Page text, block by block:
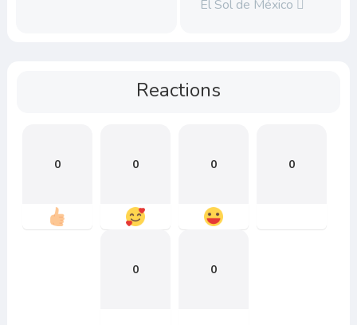
El Sol de México
Reactions
0 0 0 0
0 0